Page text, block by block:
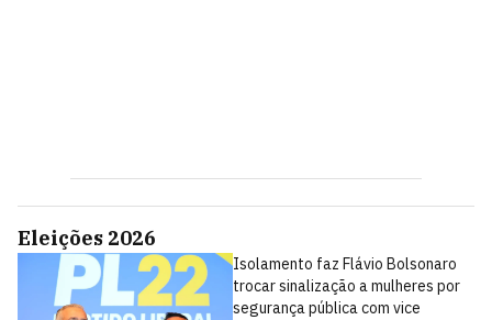
Eleições 2026
Isolamento faz Flávio Bolsonaro
trocar sinalização a mulheres por
segurança pública com vice